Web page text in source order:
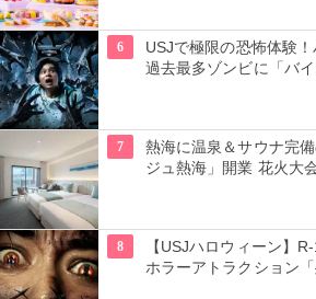
6
USJで極限の恐怖体験
過去最多ゾンビに「バ
7
熱海に温泉＆サウナ完
ジュ熱海」開業 花火大
8
【USJハロウィーン】
ホラーアトラクション